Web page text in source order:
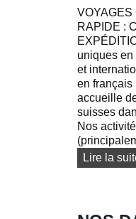
VOYAGES
RAPIDE :
uniques en
et
en français
accueille
suisses
Nos
Lire la